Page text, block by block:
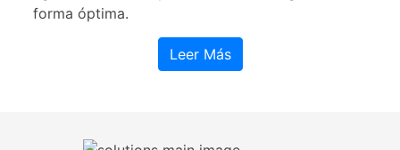
forma óptima.
Leer Más